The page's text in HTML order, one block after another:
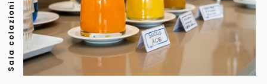
Sala colazioni